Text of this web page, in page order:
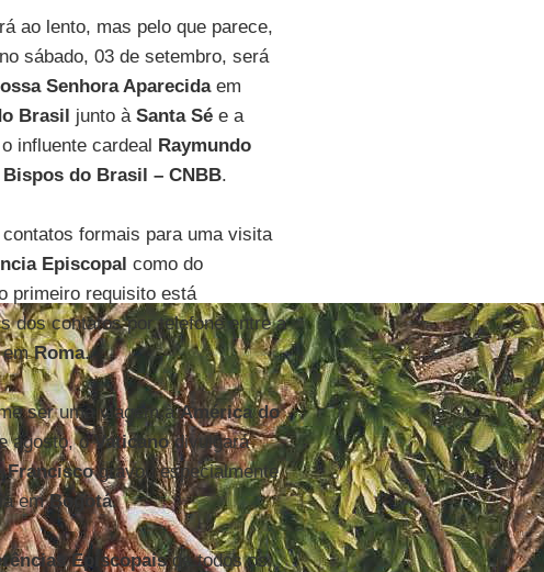
ao lento, mas pelo que parece,
sábado, 03 de setembro, será
Senhora Aparecidaem
Brasil junto à Santa Sée a
influente cardeal Raymundo
do Brasil – CNBB.
formais para uma visita
Episcopal como do
primeiro requisito está
dos contatos por telefone entre a
Roma.
ser uma viagem àAmérica do
agosto, oVaticanodivulgará
Franciscogravou especialmente
emBogotá.
Episcopaisde todos os